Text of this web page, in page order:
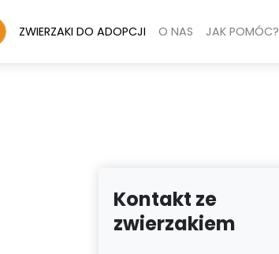
ZWIERZAKI DO ADOPCJI O NAS JAK POMÓC?
Kontakt ze
zwierzakiem